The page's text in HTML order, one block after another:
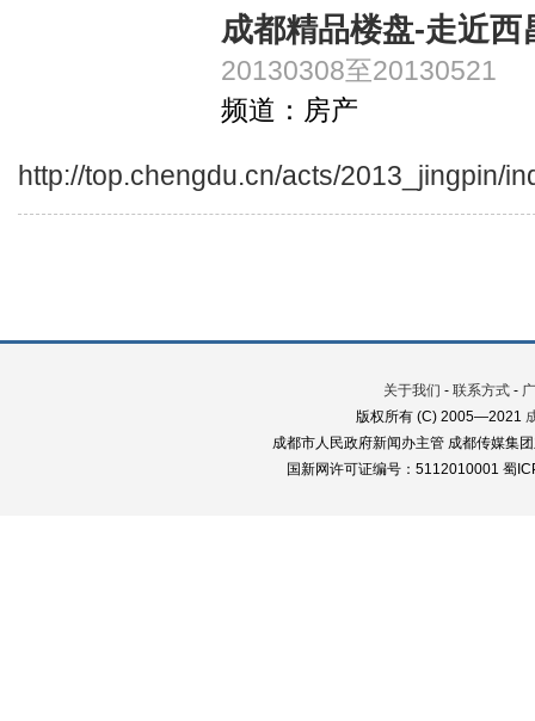
成都精品楼盘-走近西
20130308至20130521
频道：房产
http://top.chengdu.cn/acts/2013_jingpin/
关于我们 - 联系方式 -
版权所有 (C) 2005—2021
成都市人民政府新闻办主管 成都传媒集
国新网许可证编号：5112010001 蜀